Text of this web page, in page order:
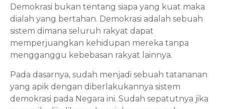
Demokrasi bukan tentang siapa yang kuat maka
dialah yang bertahan. Demokrasi adalah sebuah
sistem dimana seluruh rakyat dapat
memperjuangkan kehidupan mereka tanpa
mengganggu kebebasan rakyat lainnya.
Pada dasarnya, sudah menjadi sebuah tatananan
yang apik dengan diberlakukannya sistem
demokrasi pada Negara ini. Sudah sepatutnya jika